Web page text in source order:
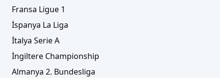
Fransa Ligue 1
İspanya La Liga
İtalya Serie A
İngiltere Championship
Almanya 2. Bundesliga